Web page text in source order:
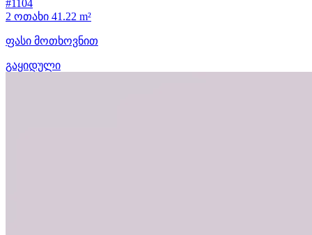
#1104
2 ოთახი 41.22 m²
ფასი მოთხოვნით
გაყიდული